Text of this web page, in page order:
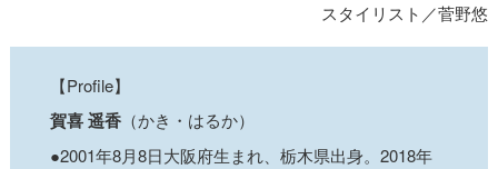
スタイリスト／菅野悠
【Profile】
賀喜 遥香（かき・はるか）
●2001年8月8日大阪府生まれ、栃木県出身。2018年